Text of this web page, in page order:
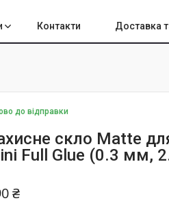
Контакти Доставка
до відправки
скло Matte
Full Glue (0.3 мм,
₴